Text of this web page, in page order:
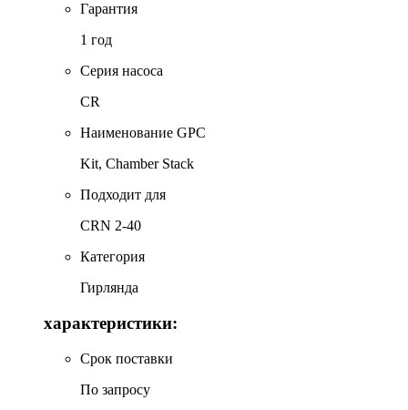
Гарантия
1 год
Серия насоса
CR
Наименование GPC
Kit, Chamber Stack
Подходит для
CRN 2-40
Категория
Гирлянда
характеристики:
Срок поставки
По запросу